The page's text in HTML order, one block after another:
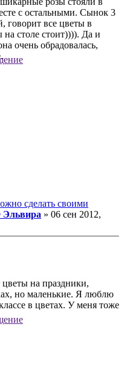
с остальными. Сынок 3
говорит все цветы в
столе стоит)))). Да и
очень обрадовалась,
сделать своими
Эльвира » 06 сен 2012,
на праздники,
но маленькие. Я люблю
в цветах. У меня тоже